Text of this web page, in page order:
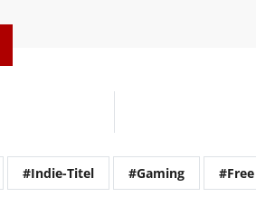
#Indie-Titel #Gaming #Free